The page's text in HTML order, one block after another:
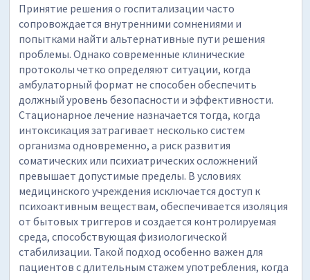
Принятие решения о госпитализации часто
сопровождается внутренними сомнениями и
попытками найти альтернативные пути решения
проблемы. Однако современные клинические
протоколы четко определяют ситуации, когда
амбулаторный формат не способен обеспечить
должный уровень безопасности и эффективности.
Стационарное лечение назначается тогда, когда
интоксикация затрагивает несколько систем
организма одновременно, а риск развития
соматических или психиатрических осложнений
превышает допустимые пределы. В условиях
медицинского учреждения исключается доступ к
психоактивным веществам, обеспечивается изоляция
от бытовых триггеров и создается контролируемая
среда, способствующая физиологической
стабилизации. Такой подход особенно важен для
пациентов с длительным стажем употребления, когда